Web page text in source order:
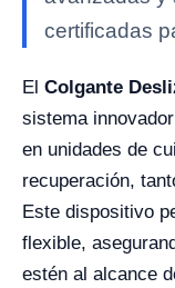
certificadas
El Colgante
sistema
en unidades de
recuperación,
Este dispositivo
flexible,
estén al alcance